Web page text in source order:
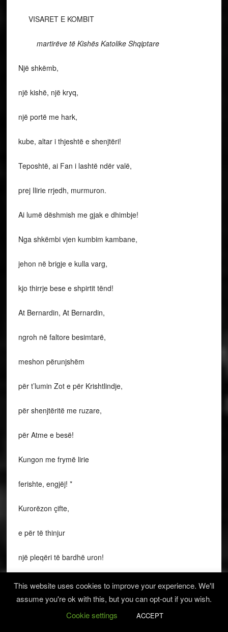
VISARET E KOMBIT
martirëve të Kishës Katolike Shqiptare
Një shkëmb,
një kishë, një kryq,
një portë me hark,
kube, altar i thjeshtë e shenjtëri!
Teposhtë, ai Fan i lashtë ndër valë,
prej Ilirie rrjedh, murmuron.
Ai lumë dëshmish me gjak e dhimbje!
Nga shkëmbi vjen kumbim kambane,
jehon në brigje e kulla varg,
kjo thirrje bese e shpirtit tënd!
At Bernardin, At Bernardin,
ngroh në faltore besimtarë,
meshon përunjshëm
për t’lumin Zot e për Krishtlindje,
për shenjtëritë me ruzare,
për Atme e besë!
Kungon me frymë lirie
ferishte, engjëj! *
Kurorëzon çifte,
e për të thinjur
një pleqëri të bardhë uron!
At Bernardin, At Bernardin
tok me At Donatin,
This website uses cookies to improve your experience. We'll
assume you're ok with this, but you can opt-out if you wish.
Cookie settings
ACCEPT